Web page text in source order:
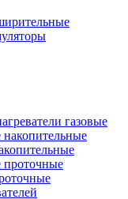
газовые